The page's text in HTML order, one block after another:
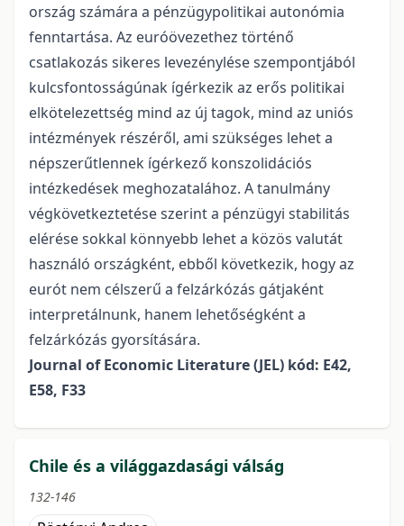
ország számára a pénzügypolitikai autonómia
fenntartása. Az euróövezethez történő
csatlakozás sikeres levezénylése szempontjából
kulcsfontosságúnak ígérkezik az erős politikai
elkötelezettség mind az új tagok, mind az uniós
intézmények részéről, ami szükséges lehet a
népszerűtlennek ígérkező konszolidációs
intézkedések meghozatalához. A tanulmány
végkövetkeztetése szerint a pénzügyi stabilitás
elérése sokkal könnyebb lehet a közös valutát
használó országként, ebből következik, hogy az
eurót nem célszerű a felzárkózás gátjaként
interpretálnunk, hanem lehetőségként a
felzárkózás gyorsítására.
Journal of Economic Literature (JEL) kód: E42,
E58, F33
Chile és a világgazdasági válság
132-146